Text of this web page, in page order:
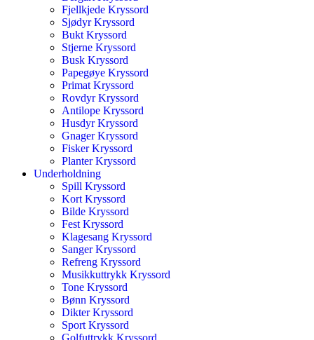
Fjellkjede Kryssord
Sjødyr Kryssord
Bukt Kryssord
Stjerne Kryssord
Busk Kryssord
Papegøye Kryssord
Primat Kryssord
Rovdyr Kryssord
Antilope Kryssord
Husdyr Kryssord
Gnager Kryssord
Fisker Kryssord
Planter Kryssord
Underholdning
Spill Kryssord
Kort Kryssord
Bilde Kryssord
Fest Kryssord
Klagesang Kryssord
Sanger Kryssord
Refreng Kryssord
Musikkuttrykk Kryssord
Tone Kryssord
Bønn Kryssord
Dikter Kryssord
Sport Kryssord
Golfuttrykk Kryssord